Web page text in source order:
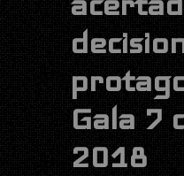
Gala 7
2018